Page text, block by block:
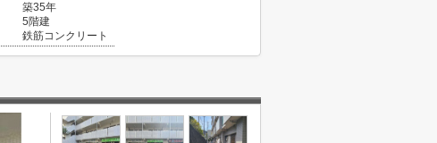
築35年
5階建
鉄筋コンクリート